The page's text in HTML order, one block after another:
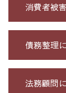
消費者被
不正請
特殊
詐欺
債務整理
自己破
法務顧問